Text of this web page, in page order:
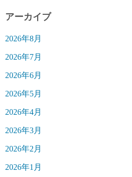
アーカイブ
2026年8月
2026年7月
2026年6月
2026年5月
2026年4月
2026年3月
2026年2月
2026年1月